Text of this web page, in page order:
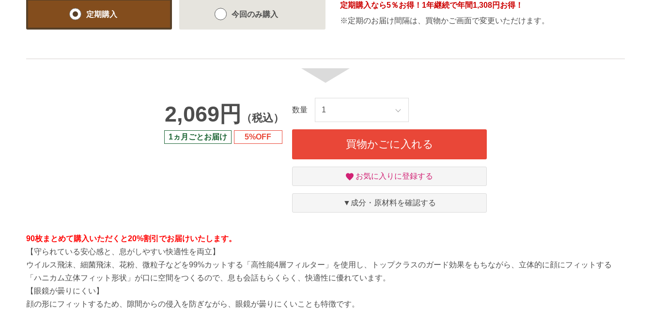
定期購入 今回のみ購入
定期購入なら5％お得！1年継続で年間1,308円 お得！
※定期のお届け間隔は、買物かご画面で変更いただけます。
2,069円 （税込）
1ヵ月ごとお届け 5%OFF
数量
買物かごに入れる
お
入
り
お気に入りに登録する
▼成分・原材料を確認する
90枚まとめて購入いただくと20%割引でお届けいたします。
【守られている安心感と、息がしやすい快適性を両立】
ウイルス飛沫、細菌飛沫、花粉、微粒子などを99%カットする「高性能4層フィルター」を使用し、トップクラスのガード効果をもちながら、立体的に顔にフィットする
「ハニカム立体フィット形状」が口に空間をつくるので、息も会話もらくらく、快適性に優れています。
【眼鏡が曇りにくい】
顔の形にフィットするため、隙間からの侵入を防ぎながら、眼鏡が曇りにくいことも特徴です。